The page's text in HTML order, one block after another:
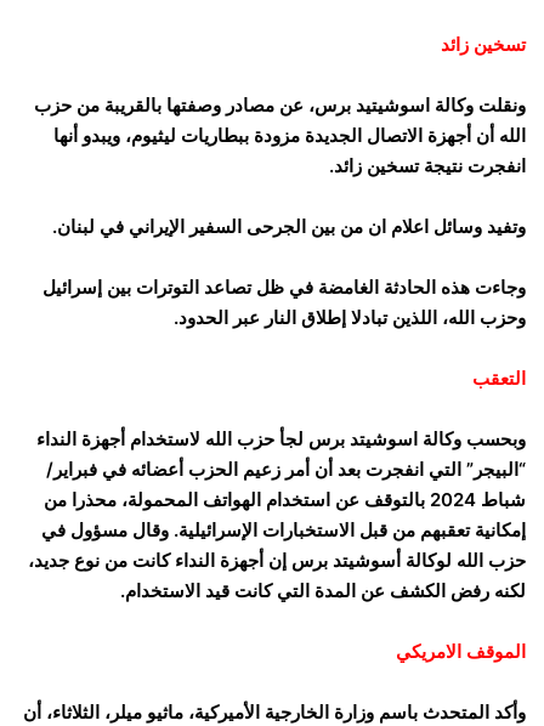
تسخين زائد
ونقلت وكالة اسوشيتيد برس، عن مصادر وصفتها بالقريبة من حزب
الله أن أجهزة الاتصال الجديدة مزودة ببطاريات ليثيوم، ويبدو أنها
انفجرت نتيجة تسخين زائد.
وتفيد وسائل اعلام ان من بين الجرحى السفير الإيراني في لبنان.
وجاءت هذه الحادثة الغامضة في ظل تصاعد التوترات بين إسرائيل
وحزب الله، اللذين تبادلا إطلاق النار عبر الحدود.
التعقب
وبحسب وكالة اسوشيتد برس لجأ حزب الله لاستخدام أجهزة النداء
“البيجر” التي انفجرت بعد أن أمر زعيم الحزب أعضائه في فبراير/
شباط 2024 بالتوقف عن استخدام الهواتف المحمولة، محذرا من
إمكانية تعقبهم من قبل الاستخبارات الإسرائيلية. وقال مسؤول في
حزب الله لوكالة أسوشيتد برس إن أجهزة النداء كانت من نوع جديد،
لكنه رفض الكشف عن المدة التي كانت قيد الاستخدام.
الموقف الامريكي
وأكد المتحدث باسم وزارة الخارجية الأميركية، ماثيو ميلر، الثلاثاء، أن